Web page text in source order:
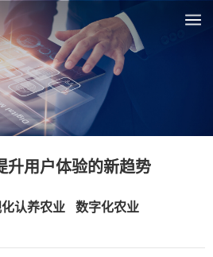
升用户体验的新趋势
认养农业
数字化农业